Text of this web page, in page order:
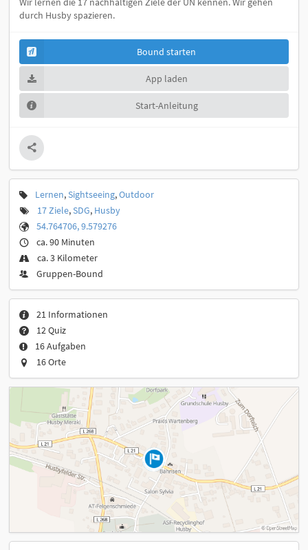
durch Husby spazieren.
Bound starten
App laden
Start-Anleitung
Lernen,Sightseeing,Outdoor
17 Ziele,SDG, Husby
54.764706, 9.579276
ca. 90 Minuten
ca. 3 Kilometer
Gruppen-Bound
21 Informationen
12 Quiz
16 Aufgaben
16 Orte